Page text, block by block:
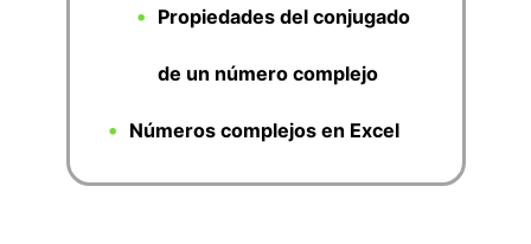
Propiedades del conjugado
de un número complejo
Números complejos en Excel